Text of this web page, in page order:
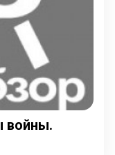
войны.